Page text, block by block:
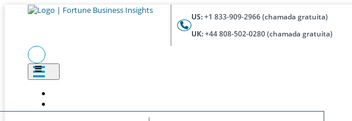
US:+1 833-909-2966 (chamada gratuita)
UK:+44 808-502-0280 (chamada gratuita)